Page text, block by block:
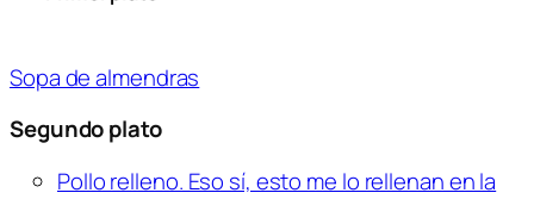
Sopa de almendras
Segundo plato
Pollo relleno. Eso sí, esto me lo rellenan en la